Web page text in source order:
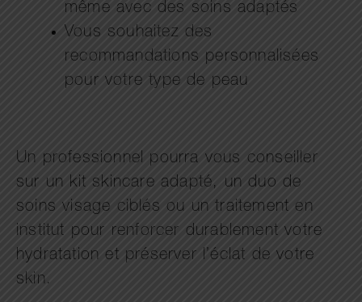
même avec des soins adaptés
Vous souhaitez des
recommandations personnalisées
pour votre type de peau
Un professionnel pourra vous conseiller
sur un kit skincare adapté, un duo de
soins visage ciblés ou un traitement en
institut pour renforcer durablement votre
hydratation et préserver l’éclat de votre
skin.